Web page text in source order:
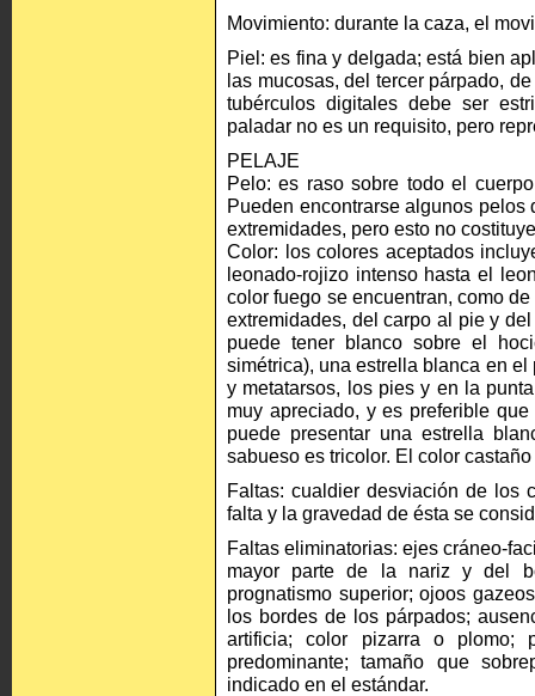
Movimiento: durante la caza, el
Piel: es fina y delgada; está bien
las mucosas, del tercer párpado,
tubérculos digitales debe ser
paladar no es un requisito, pero
PELAJE
Pelo: es raso sobre todo el
Pueden encontrarse algunos
extremidades, pero esto no
Color: los colores aceptados
leonado-rojizo intenso hasta el
color fuego se encuentran, como
extremidades, del carpo al pie y
puede tener blanco sobre el
simétrica), una estrella blanca en
y metatarsos, los pies y en la
muy apreciado, y es preferible
puede presentar una estrella
sabueso es tricolor. El color
Faltas: cualdier desviación de los
falta y la gravedad de ésta se
Faltas eliminatorias: ejes cráneo-
mayor parte de la nariz y del
prognatismo superior; ojoos
los bordes de los párpados;
artificia; color pizarra o plomo;
predominante; tamaño que
indicado en el estándar.